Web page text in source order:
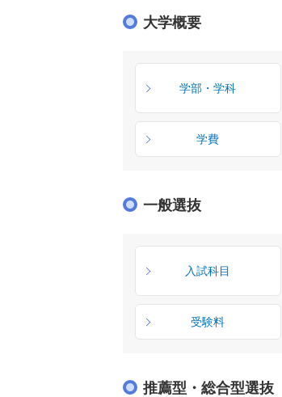
大学概要
学部・学科
学費
一般選抜
入試科目
受験料
推薦型・総合型選抜